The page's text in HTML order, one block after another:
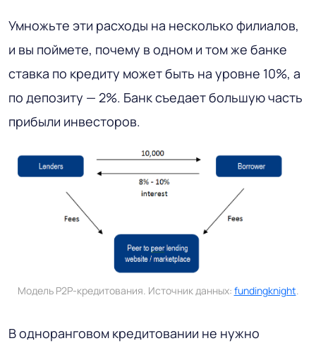
Умножьте эти расходы на несколько филиалов,
и вы поймете, почему в одном и том же банке
ставка по кредиту может быть на уровне 10%, а
по депозиту — 2%. Банк съедает большую часть
прибыли инвесторов.
Модель P2P-кредитования. Источник данных: fundingknight.
В одноранговом кредитовании не нужно